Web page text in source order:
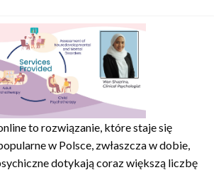
to rozwiązanie, które staje się
w Polsce, zwłaszcza w dobie,
dotykają coraz większą liczbę